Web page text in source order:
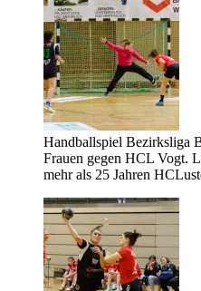
Handballspiel Bezirksliga
Frauen gegen HCL Vogt.
mehr als 25 Jahren